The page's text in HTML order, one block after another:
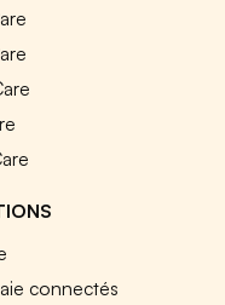
connectés